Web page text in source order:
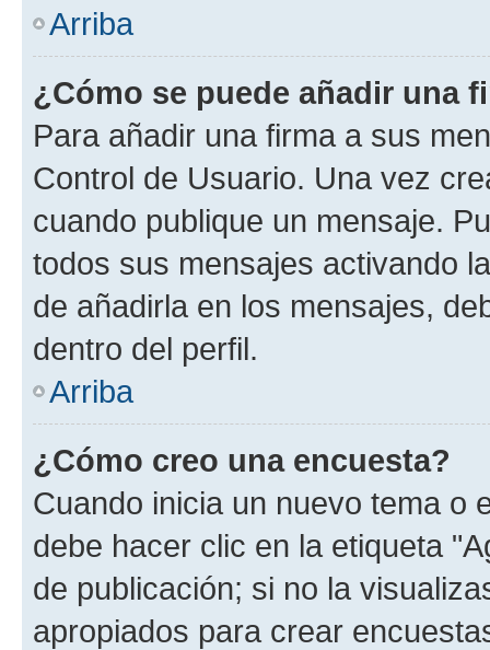
Arriba
¿Cómo se puede añadir una
Para añadir una firma a sus
Control de Usuario. Una vez
cuando publique un mensaje.
todos sus mensajes activando
de añadirla en los mensajes,
dentro del perfil.
Arriba
¿Cómo creo una encuesta?
Cuando inicia un nuevo tema o
debe hacer clic en la etiqueta
de publicación; si no la
apropiados para crear